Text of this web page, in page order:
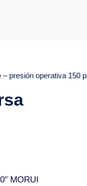
presión operativa 150
MORUI